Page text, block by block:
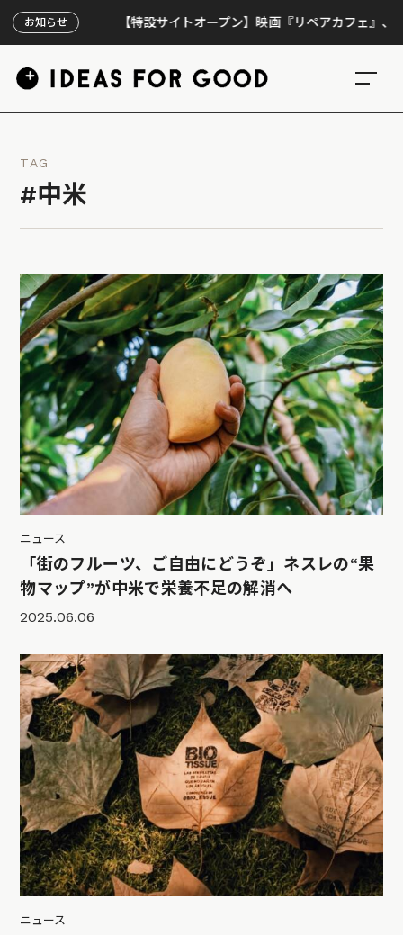
お知らせ 【特設サイトオープン】映画『リペアカフェ』、上映300
TAG
#中米
ニュース
「街のフルーツ、ご自由にどうぞ」ネスレの“果
物マップ”が中米で栄養不足の解消へ
2025.06.06
ニュース